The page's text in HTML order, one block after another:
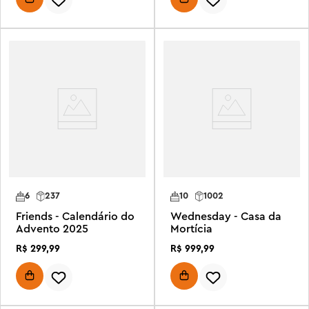
6 237
Friends - Calendário do
Advento 2025
R$ 299,99
1002
10
Wednesday - Casa da
Mortícia
R$ 999,99